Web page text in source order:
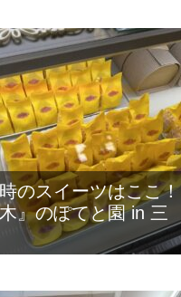
のスイーツはここ！
』のぽてと園 in 三